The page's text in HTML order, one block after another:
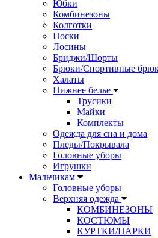
Юбки
Комбинезоны
Колготки
Носки
Лосины
Бриджи/Шорты
Брюки/Спортивные
Халаты
Нижнее белье
Трусики
Майки
Комплекты
Одежда для сна и дома
Пледы/Покрывала
Головные уборы
Игрушки
Мальчикам
Головные уборы
Верхняя одежда
КОМБИНЕЗОНЫ
КОСТЮМЫ
КУРТКИ/ПАРКИ